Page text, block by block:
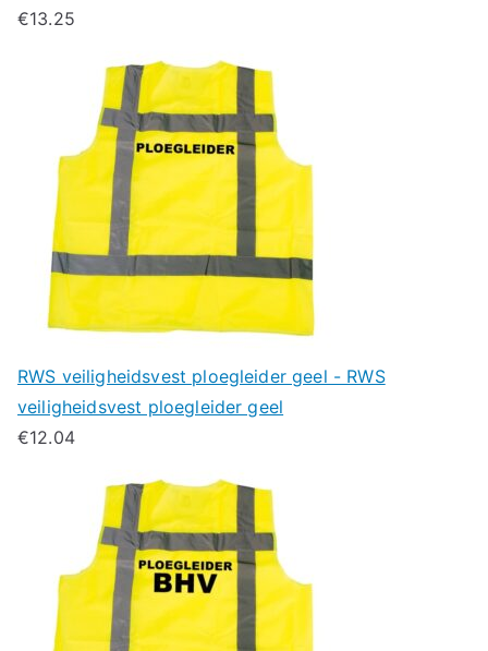
€13.25
RWS veiligheidsvest ploegleider geel - RWS
veiligheidsvest ploegleider geel
€12.04